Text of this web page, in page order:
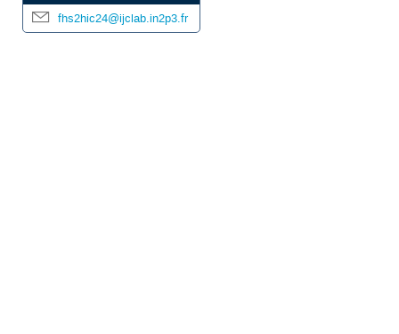
fhs2hic24@ijclab.in2p3.fr